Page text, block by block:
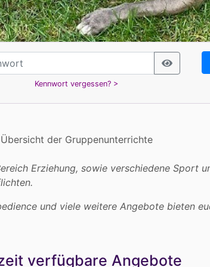
Kennwort vergessen? >
Übersicht der Gruppenunterrichte
Erziehung, sowie verschiedene Sport
und viele weitere Angebote bieten
verfügbare Angebote